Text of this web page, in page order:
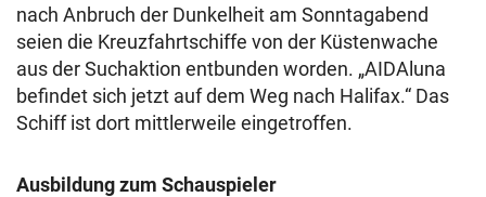
nach Anbruch der Dunkelheit am Sonntagabend
seien die Kreuzfahrtschiffe von der Küstenwache
aus der Suchaktion entbunden worden. „AIDAluna
befindet sich jetzt auf dem Weg nach Halifax.“ Das
Schiff ist dort mittlerweile eingetroffen.
Ausbildung zum Schauspieler